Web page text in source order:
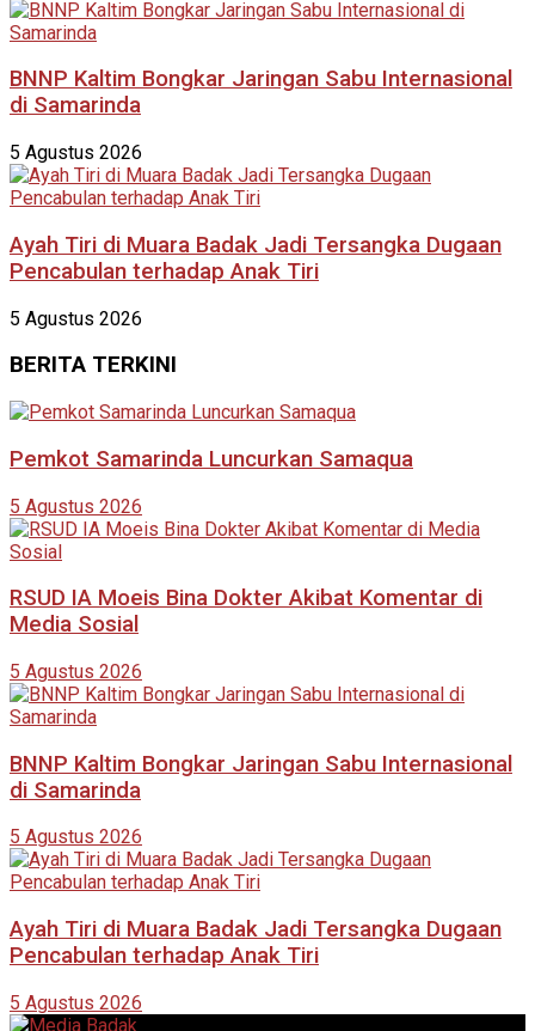
BNNP Kaltim Bongkar Jaringan Sabu Internasional
di Samarinda
5 Agustus 2026
Ayah Tiri di Muara Badak Jadi Tersangka Dugaan
Pencabulan terhadap Anak Tiri
5 Agustus 2026
BERITA TERKINI
Pemkot Samarinda Luncurkan Samaqua
5 Agustus 2026
RSUD IA Moeis Bina Dokter Akibat Komentar di
Media Sosial
5 Agustus 2026
BNNP Kaltim Bongkar Jaringan Sabu Internasional
di Samarinda
5 Agustus 2026
Ayah Tiri di Muara Badak Jadi Tersangka Dugaan
Pencabulan terhadap Anak Tiri
5 Agustus 2026